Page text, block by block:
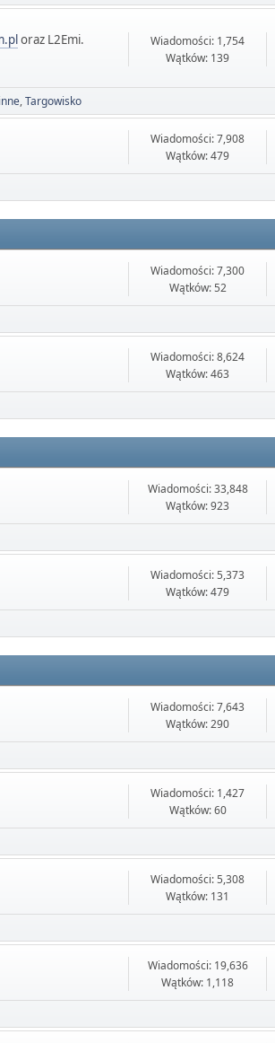
oraz L2Emi.
Wiadomości: 1,754
Wątków: 139
Targowisko
Wiadomości: 7,908
Wątków: 479
Wiadomości: 7,300
Wątków: 52
Wiadomości: 8,624
Wątków: 463
Wiadomości: 33,848
Wątków: 923
Wiadomości: 5,373
Wątków: 479
Wiadomości: 7,643
Wątków: 290
Wiadomości: 1,427
Wątków: 60
Wiadomości: 5,308
Wątków: 131
Wiadomości: 19,636
Wątków: 1,118